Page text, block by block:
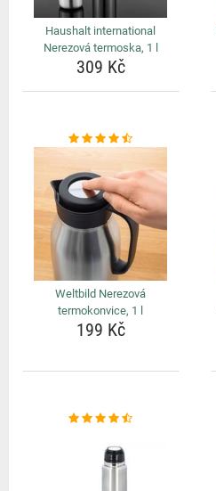
Haushalt international
Nerezová termoska, 1 l
309 Kč
Weltbild Nerezová
termokonvice, 1 l
199 Kč